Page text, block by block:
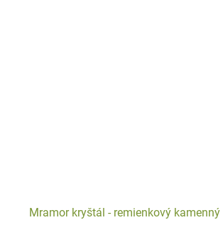
Mramor kryštál - remienkový